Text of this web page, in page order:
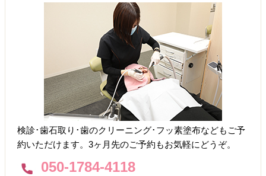
検診･歯石取り･歯のクリーニング･フッ素塗布などもご予
約いただけます。3ヶ月先のご予約もお気軽にどうぞ。
050-1784-4118